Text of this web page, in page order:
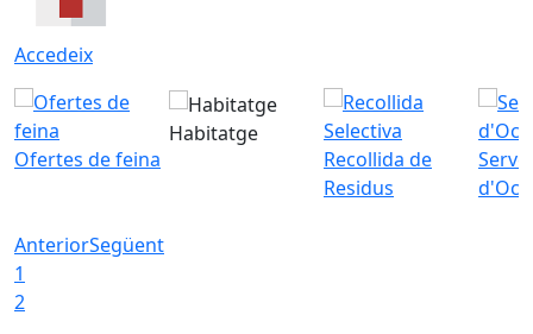
Accedeix
Ofertes de feina
Habitatge
Recollida de
Residus
Servei
AnteriorSegüent
1
2